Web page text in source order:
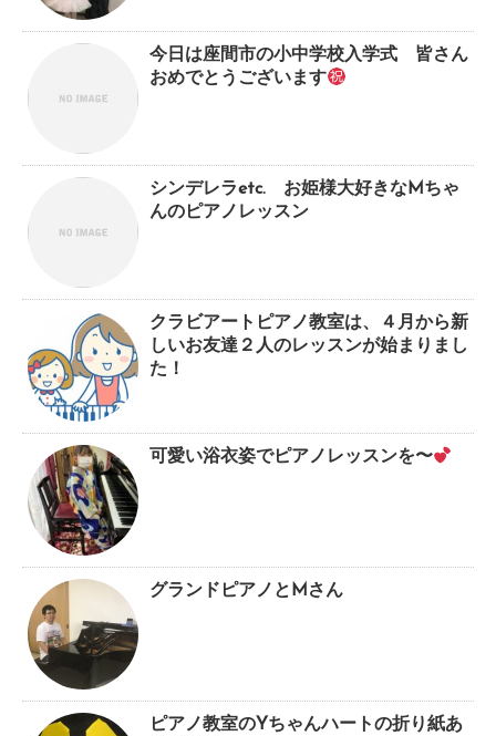
今日は座間市の小中学校入学式 皆さん
おめでとうございます
シンデレラetc. お姫様大好きなMちゃ
んのピアノレッスン
クラビアートピアノ教室は、４月から新
しいお友達２人のレッスンが始まりまし
た！
可愛い浴衣姿でピアノレッスンを〜
グランドピアノとMさん
ピアノ教室のYちゃんハートの折り紙あ